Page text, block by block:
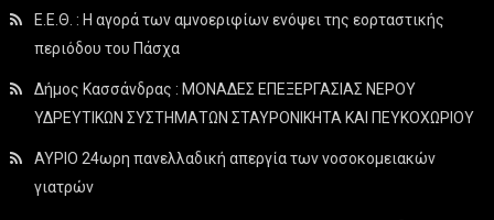
Ε.Ε.Θ. : Η αγορά των αμνοεριφίων ενόψει της εορταστικής
περιόδου του Πάσχα
Δήμος Κασσάνδρας : ΜΟΝΑΔΕΣ ΕΠΕΞΕΡΓΑΣΙΑΣ ΝΕΡΟΥ
ΥΔΡΕΥΤΙΚΩΝ ΣΥΣΤΗΜΑΤΩΝ ΣΤΑΥΡΟΝΙΚΗΤΑ ΚΑΙ ΠΕΥΚΟΧΩΡΙΟΥ
ΑΥΡΙΟ 24ωρη πανελλαδική απεργία των νοσοκομειακών
γιατρών